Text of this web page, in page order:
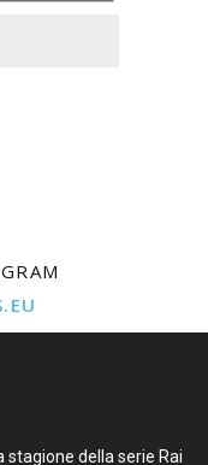
stagione della serie Rai